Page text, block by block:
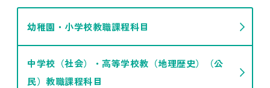
幼稚園・小学校教職課程科目
中学校（社会）・高等学校教（地理歴史）（公
民）教職課程科目